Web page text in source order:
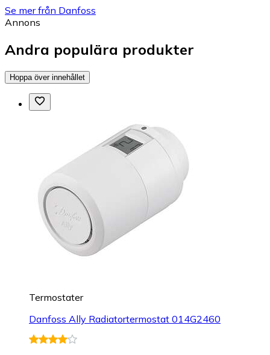
Se mer från Danfoss
Annons
Andra populära produkter
Hoppa över innehållet
Termostater
Danfoss Ally Radiatortermostat 014G2460